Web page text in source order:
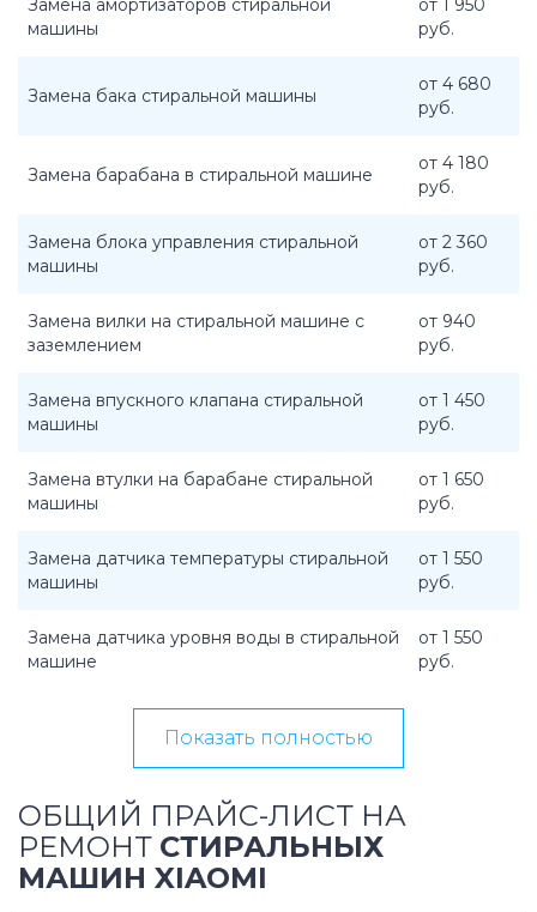
Замена амортизаторов стиральной
машины
от 1 950
руб.
Замена бака стиральной машины
от 4 680
руб.
Замена барабана в стиральной машине
от 4 180
руб.
Замена блока управления стиральной
машины
от 2 360
руб.
Замена вилки на стиральной машине с
заземлением
от 940
руб.
Замена впускного клапана стиральной
машины
от 1 450
руб.
Замена втулки на барабане стиральной
машины
от 1 650
руб.
Замена датчика температуры стиральной
машины
от 1 550
руб.
Замена датчика уровня воды в стиральной
машине
от 1 550
руб.
Показать полностью
ОБЩИЙ ПРАЙС-ЛИСТ НА
РЕМОНТ СТИРАЛЬНЫХ
МАШИН XIAOMI